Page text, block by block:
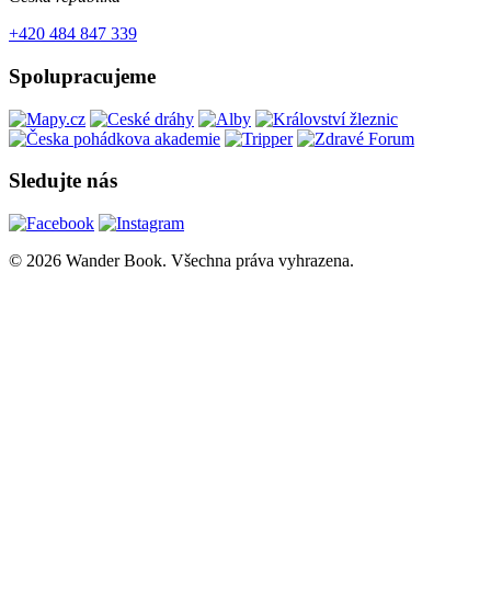
+420 484 847 339
Spolupracujeme
Sledujte nás
© 2026 Wander Book. Všechna práva vyhrazena.